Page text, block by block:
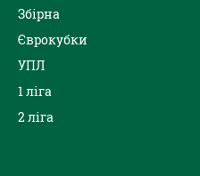
Збірна
Єврокубки
УПЛ
1 ліга
2 ліга